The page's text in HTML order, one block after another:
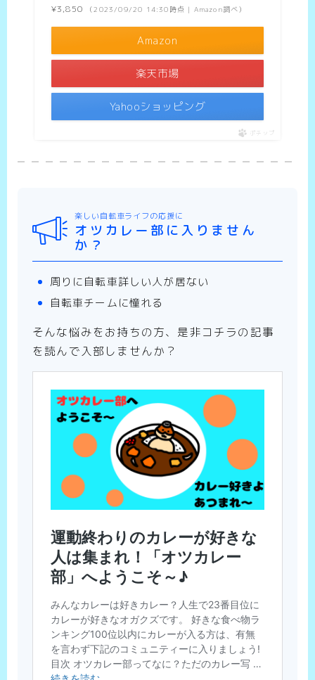
¥3,850
（2023/09/20 14:30時点 | Amazon調べ）
Amazon
楽天市場
Yahooショッピング
ポチップ
楽しい自転車ライフの応援に
オツカレー部に入りません
か？
周りに自転車詳しい人が居ない
自転車チームに憧れる
そんな悩みをお持ちの方、是非コチラの記事
を読んで入部しませんか？